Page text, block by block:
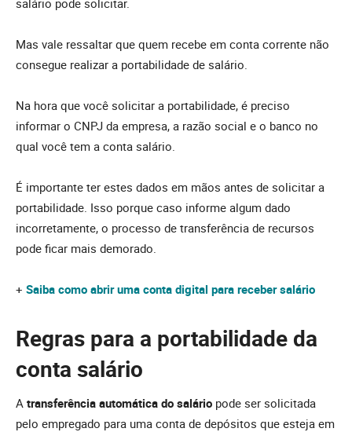
Mas vale ressaltar que quem recebe em conta corrente não
consegue realizar a portabilidade de salário.
Na hora que você solicitar a portabilidade, é preciso
informar o CNPJ da empresa, a razão social e o banco no
qual você tem a conta salário.
É importante ter estes dados em mãos antes de solicitar a
portabilidade. Isso porque caso informe algum dado
incorretamente, o processo de transferência de recursos
pode ficar mais demorado.
+ Saiba como abrir uma conta digital para receber salário
Regras para a portabilidade da
conta salário
A transferência automática do salário pode ser solicitada
pelo empregado para uma conta de depósitos que esteja em